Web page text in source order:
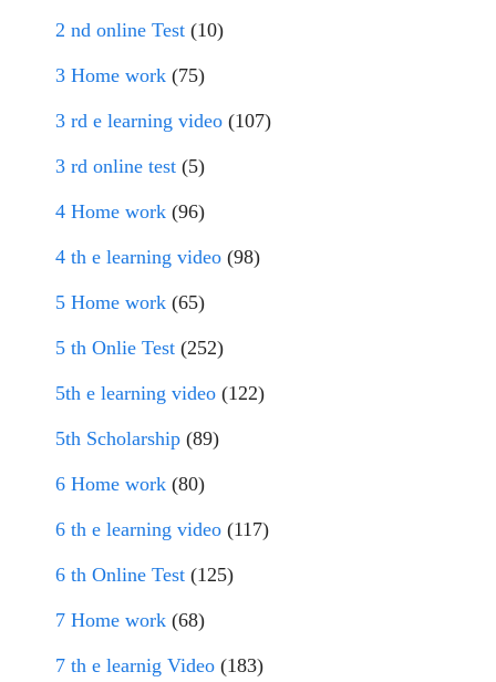
2 nd online Test (10)
3 Home work (75)
3 rd e learning video (107)
3 rd online test (5)
4 Home work (96)
4 th e learning video (98)
5 Home work (65)
5 th Onlie Test (252)
5th e learning video (122)
5th Scholarship (89)
6 Home work (80)
6 th e learning video (117)
6 th Online Test (125)
7 Home work (68)
7 th e learnig Video (183)